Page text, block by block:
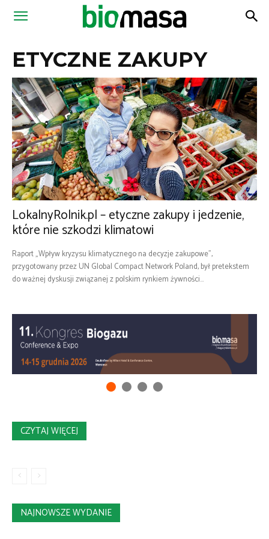
Magazyn
ETYCZNE ZAKUPY
LokalnyRolnik.pl – etyczne zakupy i jedzenie,
które nie szkodzi klimatowi
Raport „Wpływ kryzysu klimatycznego na decyzje zakupowe”,
przygotowany przez UN Global Compact Network Poland, był pretekstem
do ważnej dyskusji związanej z polskim rynkiem żywności...
CZYTAJ WIĘCEJ
NAJNOWSZE WYDANIE